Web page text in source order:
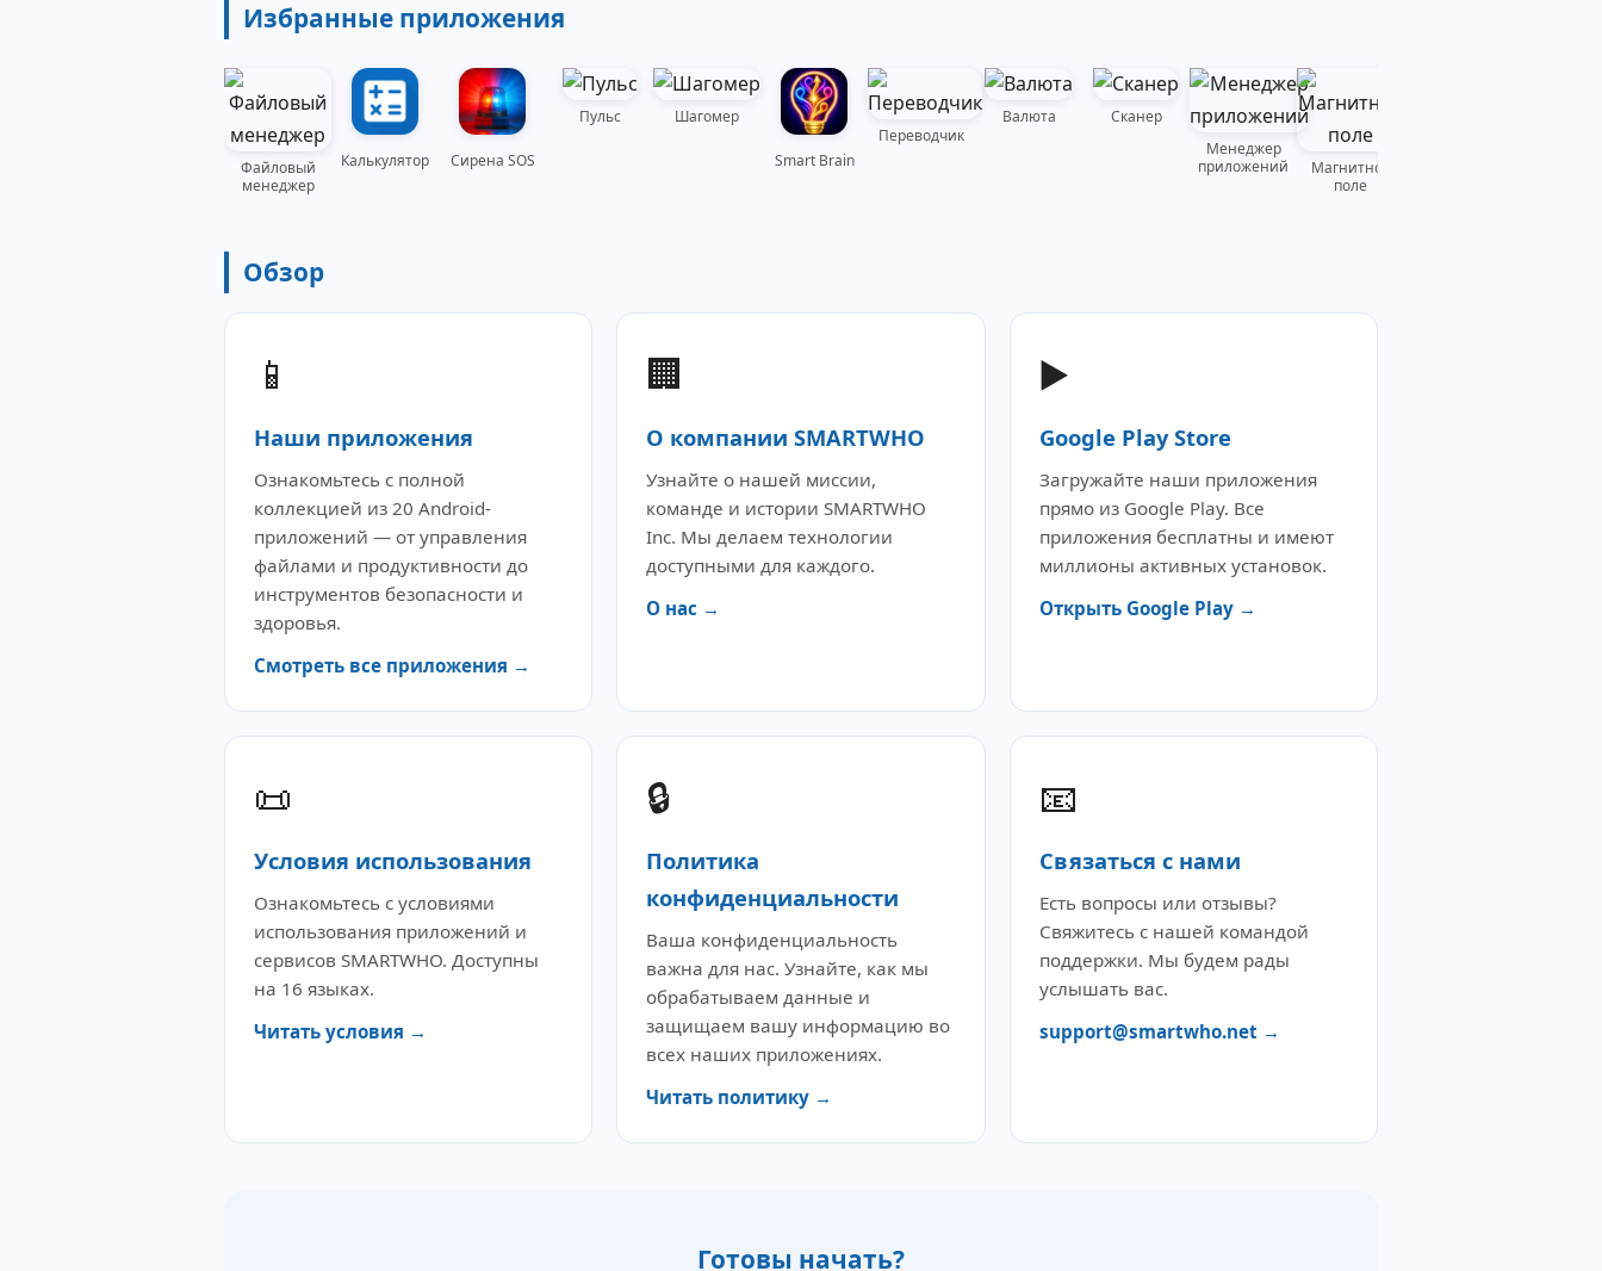
Избранные приложения
Файловый
менеджер
Калькулятор Сирена SOS
Пульс Шагомер
Smart Brain
Переводчик
Валюта
Сканер
Менеджер
приложений
Магнитное
поле
Обзор
📱
Наши приложения
Ознакомьтесь с полной
коллекцией из 20 Android-
приложений — от управления
файлами и продуктивности до
инструментов безопасности и
здоровья.
Смотреть все приложения →
🏢
О компании SMARTWHO
Узнайте о нашей миссии,
команде и истории SMARTWHO
Inc. Мы делаем технологии
доступными для каждого.
О нас →
▶️
Google Play Store
Загружайте наши приложения
прямо из Google Play. Все
приложения бесплатны и имеют
миллионы активных установок.
Открыть Google Play →
📜
Условия использования
Ознакомьтесь с условиями
использования приложений и
сервисов SMARTWHO. Доступны
на 16 языках.
Читать условия →
🔒
Политика
конфиденциальности
Ваша конфиденциальность
важна для нас. Узнайте, как мы
обрабатываем данные и
защищаем вашу информацию во
всех наших приложениях.
Читать политику →
📧
Связаться с нами
Есть вопросы или отзывы?
Свяжитесь с нашей командой
поддержки. Мы будем рады
услышать вас.
support@smartwho.net →
Готовы начать?